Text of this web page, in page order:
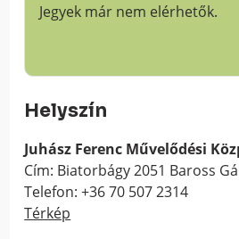
Jegyek már nem elérhetők.
Helyszín
Juhász Ferenc Művelődési
Cím: Biatorbágy 2051 Baross
Telefon: +36 70 507 2314
Térkép